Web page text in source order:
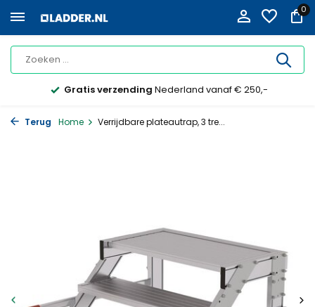
0
Gratis verzending Nederland vanaf € 250,-
Terug Home Verrijdbare plateautrap, 3 tre...